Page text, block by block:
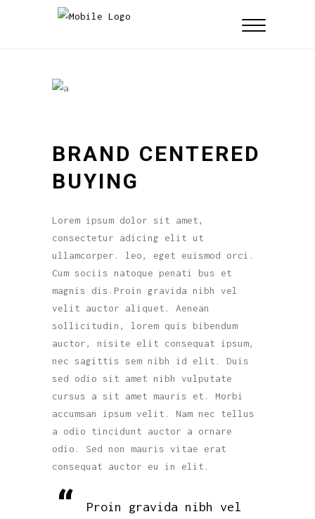
BRAND CENTERED
BUYING
Lorem ipsum dolor sit amet,
consectetur adicing elit ut
ullamcorper. leo, eget euismod orci.
Cum sociis natoque penati bus et
magnis dis.Proin gravida nibh vel
velit auctor aliquet. Aenean
sollicitudin, lorem quis bibendum
auctor, nisite elit consequat ipsum,
nec sagittis sem nibh id elit. Duis
sed odio sit amet nibh vulputate
cursus a sit amet mauris et. Morbi
accumsan ipsum velit. Nam nec tellus
a odio tincidunt auctor a ornare
odio. Sed non mauris vitae erat
consequat auctor eu in elit.
Proin gravida nibh vel